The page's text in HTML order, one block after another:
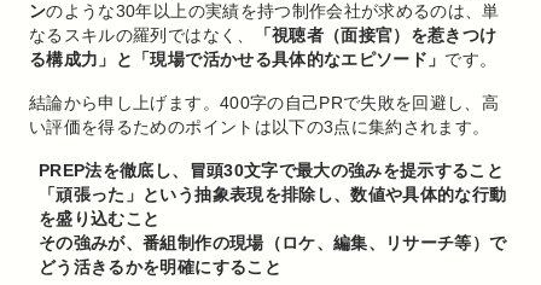
ンのような30年以上の実績を持つ制作会社が求めるのは、単
なるスキルの羅列ではなく、
「視聴者（面接官）を惹きつけ
る構成力」と「現場で活かせる具体的なエピソード」 です。
結論から申し上げます。400字の自己PRで失敗を回避し、高
い評価を得るためのポイントは以下の3点に集約されます。
PREP法を徹底し、冒頭30文字で最大の強みを提示すること
「頑張った」という抽象表現を排除し、数値や具体的な行動
を盛り込むこと
その強みが、番組制作の現場（ロケ、編集、リサーチ等）で
どう活きるかを明確にすること